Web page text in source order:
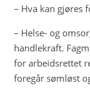
– Hva kan gjøres
– Helse- og
handlekraft.
for arbeidsrettet
foregår sømløst